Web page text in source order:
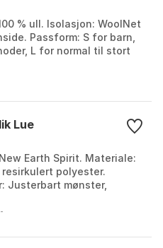
% ull. Isolasjon: WoolNet
Passform: S for barn,
L for normal til stort
Lue
Earth Spirit. Materiale:
polyester.
Justerbart mønster,
,-